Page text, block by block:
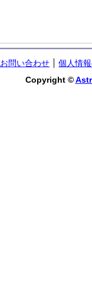
お問い合わせ
個人情
Copyright ©